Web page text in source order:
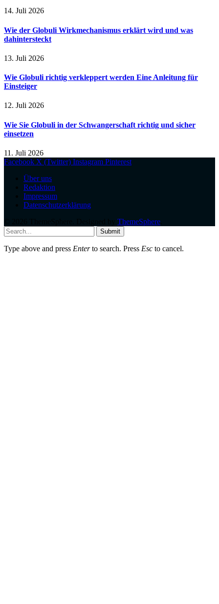
14. Juli 2026
Wie der Globuli Wirkmechanismus erklärt wird und was
dahintersteckt
13. Juli 2026
Wie Globuli richtig verkleppert werden Eine Anleitung für
Einsteiger
12. Juli 2026
Wie Sie Globuli in der Schwangerschaft richtig und sicher
einsetzen
11. Juli 2026
Facebook X (Twitter) Instagram Pinterest
Über uns
Redaktion
Impressum
Datenschutzerklärung
ThemeSphere
Submit
Type above and press Enterto search. Press Esc to cancel.